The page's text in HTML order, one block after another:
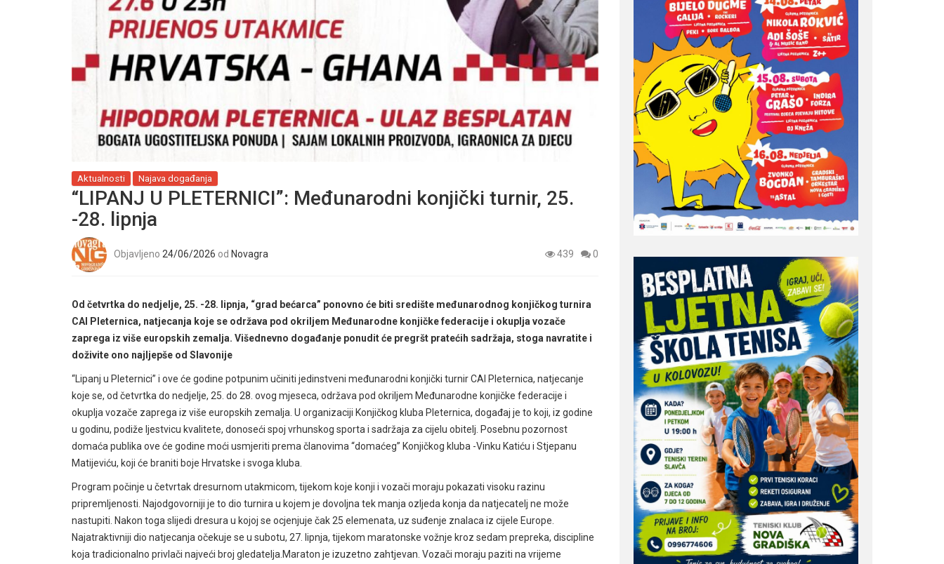
Aktualnosti Najava događanja
“LIPANJ U PLETERNICI”: Međunarodni konjički turnir, 25.
-28. lipnja
Objavljeno 24/06/2026 od Novagra 439 0
Od četvrtka do nedjelje, 25. -28. lipnja, “grad bećarca” ponovno će biti središte međunarodnog konjičkog turnira
CAI Pleternica, natjecanja koje se održava pod okriljem Međunarodne konjičke federacije i okuplja vozače
zaprega iz više europskih zemalja. Višednevno događanje ponudit će pregršt pratećih sadržaja, stoga navratite i
doživite ono najljepše od Slavonije
“Lipanj u Pleternici” i ove će godine potpunim učiniti jedinstveni međunarodni konjički turnirCAI Pleternica, natjecanje
koje se, od četvrtka do nedjelje, 25. do 28. ovog mjeseca, održava pod okriljem Međunarodne konjičke federacije i
okuplja vozače zaprega iz više europskih zemalja. U organizaciji Konjičkog kluba Pleternica, događaj je to koji, iz godine
u godinu, podiže ljestvicu kvalitete, donoseći spoj vrhunskog sporta i sadržaja za cijelu obitelj. Posebnu pozornost
domaća publika ove će godine moći usmjeriti prema članovima “domaćeg” Konjičkog kluba -Vinku Katiću i Stjepanu
Matijeviću, koji će braniti boje Hrvatske i svoga kluba.
Program počinje u četvrtak dresurnom utakmicom, tijekom koje konji i vozači moraju pokazati visoku razinu
pripremljenosti. Najodgovorniji je to dio turnira u kojem je dovoljna tek manja ozljeda konja da natjecatelj ne može
nastupiti. Nakon toga slijedi dresura u kojoj se ocjenjuje čak 25 elemenata, uz suđenje znalaca iz cijele Europe.
Najatraktivniji dio natjecanja očekuje se u subotu, 27. lipnja, tijekom maratonske vožnje kroz sedam prepreka, discipline
koja tradicionalno privlači najveći broj gledatelja.Maraton je izuzetno zahtjevan. Vozači moraju paziti na vrijeme